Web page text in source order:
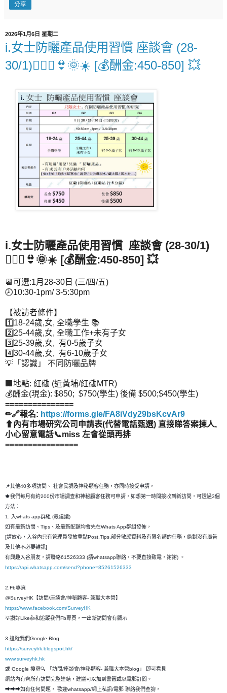
分享
2026年1月6日 星期二
i.女士防曬產品使用習慣 座談會 (28-
30/1)🧏🏻‍♀️👙🌞☀️ [💰酬金:450-850] 💥
i.女士防曬產品使用習慣 座談會 (28-30/1)
🧏🏻‍♀️👙🌞☀️ [💰酬金:450-850] 💥
📆可選:1月28-30日 (三/四/五)
🕗10:30-1pm/ 3-5:30pm
【被訪者條件】
1️⃣18-24歲,女, 全職學生 📚
2️⃣25-44歲,女, 全職工作+未有子女
3️⃣25-39歲,女, 有0-5歲子女
4️⃣30-44歲,女, 有6-10歲子女
💡「認識」 不同防曬品牌
🏢地點: 紅磡 (近黃埔/紅磡MTR)
💰酬金(現金): $850; $750(學生) 後備 $500;$450(學生)
===============
✏🔗報名: https://forms.gle/FA8iVdy29bsKcvAr9
⬆內有市場研究公司申請表(代替電話甄選) 直接睇答案揀人,
小心留意電話📞miss 左會從頭再排
================
📌其他40多項訪問、 社會民調及神秘顧客任務，亦同時接受申請，
🍁我們每月有約200份市場調查和神秘顧客任務可申請，如想第一時間接收到新訪問，可透過3個
方法：
1. 入whats app群組 (最建議)
如有最新訪問、Tips、及最新配額均會先在Whats App群組發佈，
[請放心，入谷內只有管理員發放重點Post,Tips,部分敏感資料及有限名額的任務，絶對沒有廣告
及其他不必要雜訊]
有興趣入谷朋友，請聯絡61526333 (請whatsapp聯絡，不要直接致電，謝謝) 。
https://api.whatsapp.com/send?phone=85261526333
2.Fb專頁
@SurveyHK【訪問/座談會/神秘顧客- 兼職大本營】
https://www.facebook.com/SurveyHK
💡讚好Like👍和追蹤我們Fb專頁，一出新訪問會有顯示
3.追蹤我們Google Blog
https://surveyhk.blogspot.hk/
www.surveyhk.hk
或 Google 搜尋🔍 「訪問/座談會/神秘顧客- 兼職大本營blog」 即可看見
網站內有齊所有訪問完整連結，建議可以加到書籤或以電郵訂閱。
➡➡➡如有任何問題， 歡迎whatsapp/網上私訊/電郵 聯絡我們查詢，